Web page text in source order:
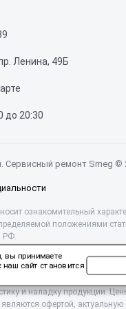
оплаты
Ленина, 49Б
до 20:30
Сервисный ремонт Smeg ©
ознакомительный
положениями
РФ.
обслуживании и ремонте
представителем.
после истечения гарантии, а
и наладку продукции.
офертой, актуальную
вы принимаете
наш сайт становится